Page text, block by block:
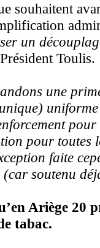
souhaitent
un
Toulis.
une
pour toutes
faite
(car soutenu
Ariège 20
tabac.